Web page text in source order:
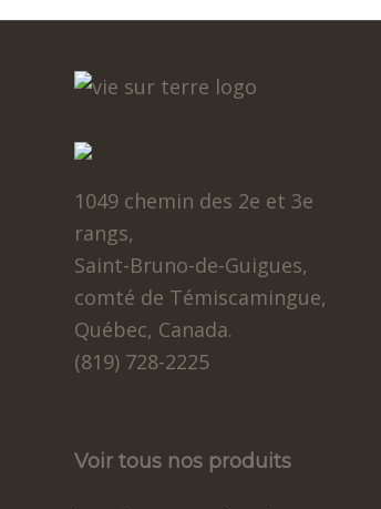
1049 chemin des 2e et 3e
rangs,
Saint-Bruno-de-Guigues,
comté de Témiscamingue,
Québec, Canada.
(819) 728-2225
Voir tous nos produits